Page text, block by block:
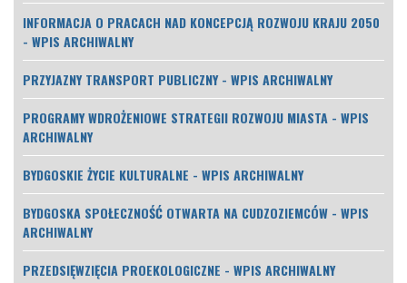
INFORMACJA O PRACACH NAD KONCEPCJĄ ROZWOJU KRAJU 2050
- WPIS ARCHIWALNY
PRZYJAZNY TRANSPORT PUBLICZNY - WPIS ARCHIWALNY
PROGRAMY WDROŻENIOWE STRATEGII ROZWOJU MIASTA - WPIS
ARCHIWALNY
BYDGOSKIE ŻYCIE KULTURALNE - WPIS ARCHIWALNY
BYDGOSKA SPOŁECZNOŚĆ OTWARTA NA CUDZOZIEMCÓW - WPIS
ARCHIWALNY
PRZEDSIĘWZIĘCIA PROEKOLOGICZNE - WPIS ARCHIWALNY